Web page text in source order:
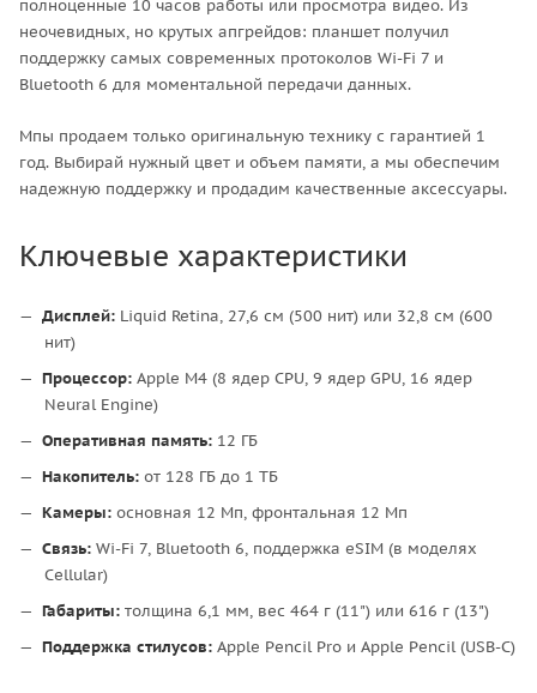
полноценные 10 часов работы или просмотра видео. Из
неочевидных, но крутых апгрейдов: планшет получил
поддержку самых современных протоколов Wi-Fi 7 и
Bluetooth 6 для моментальной передачи данных.
Мпы продаем только оригинальную технику с гарантией 1
год. Выбирай нужный цвет и объем памяти, а мы обеспечим
надежную поддержку и продадим качественные аксессуары.
Ключевые характеристики
Дисплей: Liquid Retina, 27,6 см (500 нит) или 32,8 см (600
нит)
Процессор: Apple M4 (8 ядер CPU, 9 ядер GPU, 16 ядер
Neural Engine)
Оперативная память: 12 ГБ
Накопитель: от 128 ГБ до 1 ТБ
Камеры: основная 12 Мп, фронтальная 12 Мп
Связь: Wi-Fi 7, Bluetooth 6, поддержка eSIM (в моделях
Cellular)
Габариты: толщина 6,1 мм, вес 464 г (11") или 616 г (13")
Поддержка стилусов: Apple Pencil Pro и Apple Pencil (USB-C)